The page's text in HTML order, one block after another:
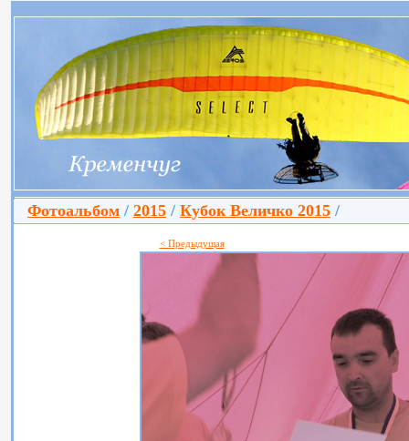
Фотоальбом / 2015 / Кубок Величко 2015 /
< Предыдущая